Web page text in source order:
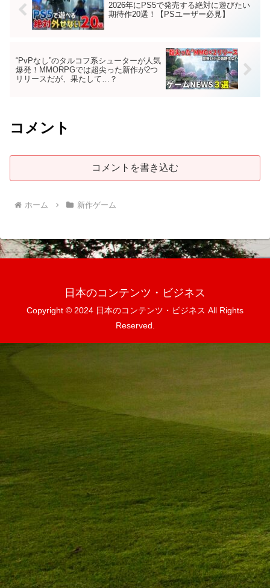
2026年にPS5で発売する絶対に遊びたい
期待作20選！【PSユーザー必見】
“PvPなし”のタルコフ系シューターが人気
爆発！MMORPGでは超尖った新作が2つ
リリースだが、果たして…？
コメント
コメントを書き込む
ホーム 新作ゲーム
日本のコンテンツ・ビジネス
Copyright © 2024 日本のコンテンツ・ビジネス All Rights
Reserved.